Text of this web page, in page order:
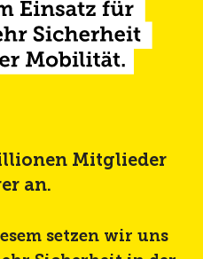
Mitglieder
an.
setzen wir uns